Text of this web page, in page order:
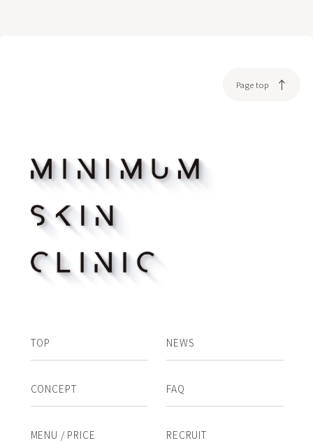
Page top
TOP
CONCEPT
MENU / PRICE
NEWS
FAQ
RECRUIT